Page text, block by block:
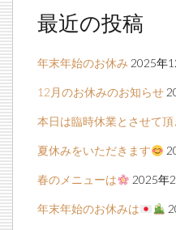
最近の投稿
年末年始のお休み 2025年
12月のお休みのお知らせ
本日は臨時休業とさせて頂
夏休みをいただきます
春のメニューは 2025年
年末年始のお休みは